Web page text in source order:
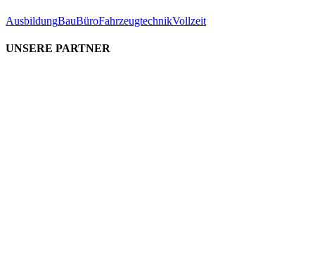
AusbildungBauBüroFahrzeugtechnikVollzeit
UNSERE PARTNER